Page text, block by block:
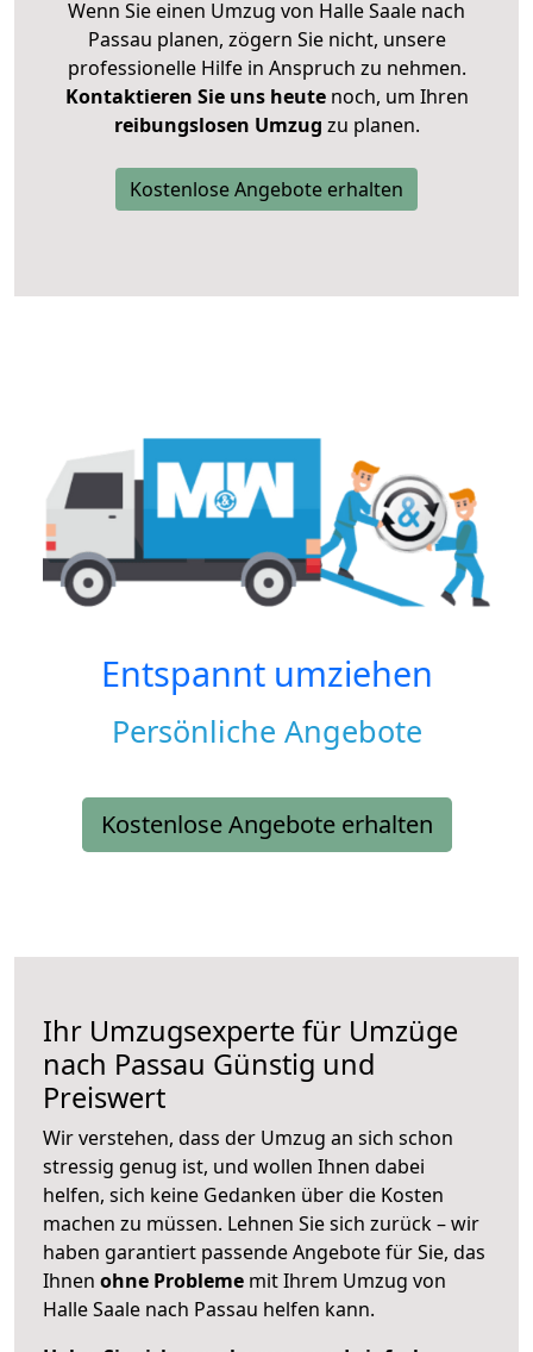
Wenn Sie einen Umzug von Halle Saale nach
Passau planen, zögern Sie nicht, unsere
professionelle Hilfe in Anspruch zu nehmen.
Kontaktieren Sie uns heutenoch, um Ihren
reibungslosen Umzug zu planen.
Kostenlose Angebote erhalten
Entspannt umziehen
Persönliche Angebote
Kostenlose Angebote erhalten
Ihr Umzugsexperte für Umzüge
nach Passau Günstig und
Preiswert
Wir verstehen, dass der Umzug an sich schon
stressig genug ist, und wollen Ihnen dabei
helfen, sich keine Gedanken über die Kosten
machen zu müssen. Lehnen Sie sich zurück – wir
haben garantiert passende Angebote für Sie, das
Ihnen ohne Probleme mit Ihrem Umzug von
Halle Saale nach Passau helfen kann.